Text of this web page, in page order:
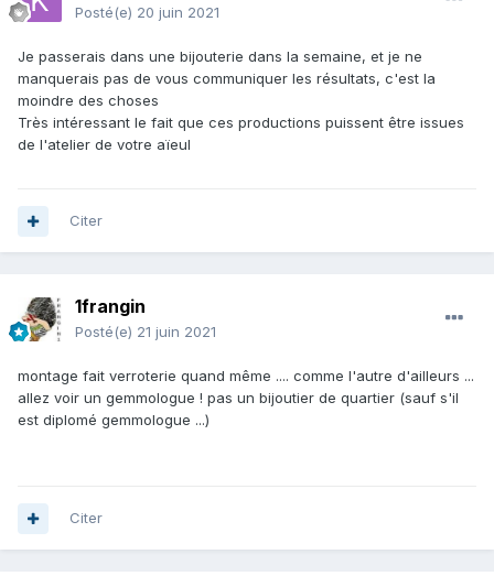
Posté(e) 20 juin 2021
Je passerais dans une bijouterie dans la semaine, et je ne
manquerais pas de vous communiquer les résultats, c'est la
moindre des choses
Très intéressant le fait que ces productions puissent être issues
de l'atelier de votre aïeul
Citer
1frangin
Posté(e) 21 juin 2021
montage fait verroterie quand même .... comme l'autre d'ailleurs ...
allez voir un gemmologue ! pas un bijoutier de quartier (sauf s'il
est diplomé gemmologue ...)
Citer